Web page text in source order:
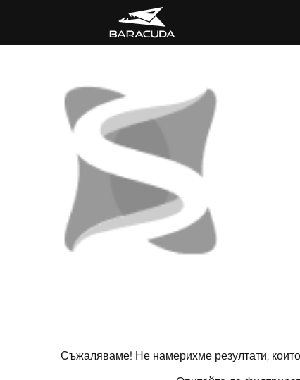
Съжаляваме! Не намерихме резултати,